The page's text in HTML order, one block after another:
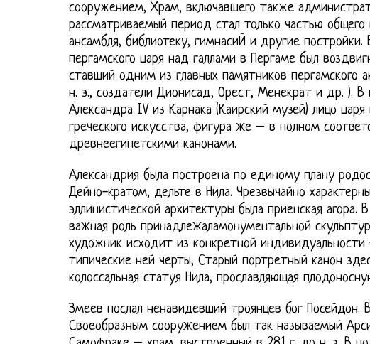
сооружением, Храм, включавшего также
рассматриваемый период стал только частью общего
ансамбля, библиотеку, гимнасиЙ и другие
пергамского царя над галлами в Пергаме был
ставший одним из главных памятников пергамского
н. э., создатели Дионисад, Орест, Менекрат и др. ). В
Александра IV из Карнака (Каирский музей) лицо
греческого искусства, фигура же – в полном
древнеегипетскими канонами.
Александрия была построена по единому плану
Дейно-кратом, дельте в Нила. Чрезвычайно
эллинистической архитектуры была приенская агора.
важная роль принадлежаламонументальной
художник исходит из конкретной индивидуальности
типические ней черты, Старый портретный канон
колоссальная статуя Нила, прославляющая
Змеев послал ненавидевший троянцев бог Посейдон.
Своеобразным сооружением был так называемый